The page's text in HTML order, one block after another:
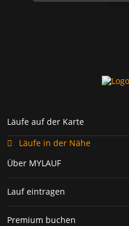
Läufe auf der Karte
Läufe in der Nähe
Über MYLAUF
Lauf eintragen
Premium buchen